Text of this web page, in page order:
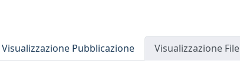
Visualizzazione Pubblicazione Visualizzazione File